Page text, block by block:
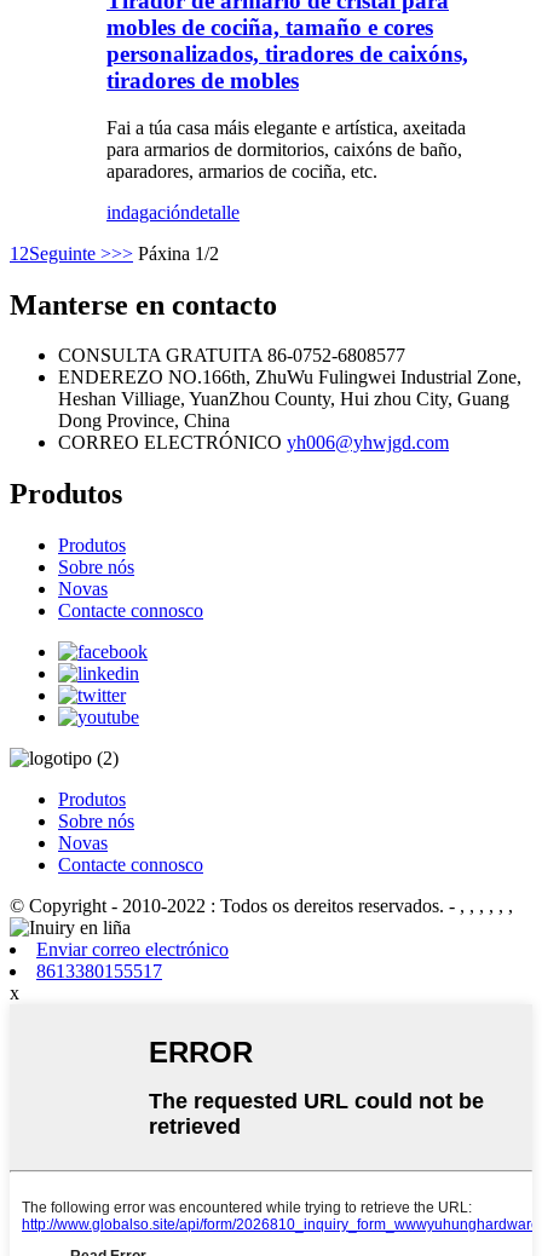
mobles de cociña, tamaño e cores
personalizados, tiradores de caixóns,
tiradores de mobles
Fai a túa casa máis elegante e artística, axeitada
para armarios de dormitorios, caixóns de baño,
aparadores, armarios de cociña, etc.
indagacióndetalle
1 2Seguinte >>> Páxina 1/2
Manterse en contacto
CONSULTA GRATUITA 86-0752-6808577
ENDEREZO NO.166th, ZhuWu Fulingwei Industrial Zone,
Heshan Villiage, YuanZhou County, Hui zhou City, Guang
Dong Province, China
CORREO ELECTRÓNICO yh006@yhwjgd.com
Produtos
Produtos
Sobre nós
Novas
Contacte connosco
Produtos
Sobre nós
Novas
Contacte connosco
© Copyright - 2010-2022 : Todos os dereitos reservados. - , , , , , ,
Enviar correo electrónico
8613380155517
x